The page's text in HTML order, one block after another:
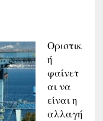
Οριστικ
ή
φαίνετ
αι να
είναι η
αλλαγή